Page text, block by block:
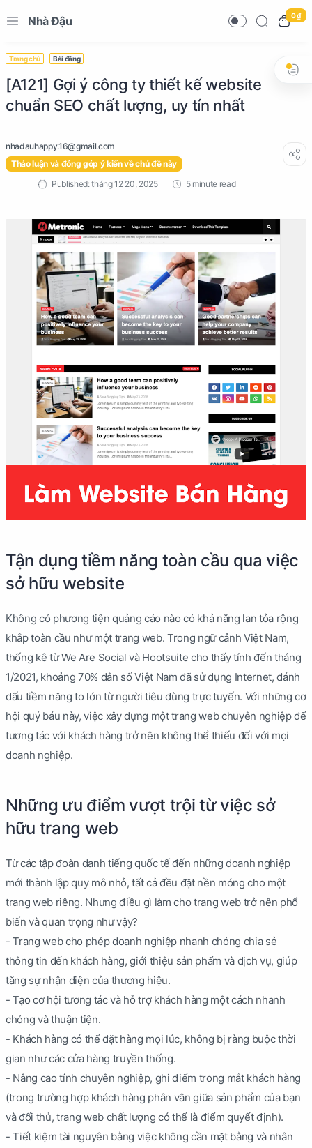
Nhà Đậu 0 ₫
Trang chủ Bài đăng
[A121] Gợi ý công ty thiết kế website
chuẩn SEO chất lượng, uy tín nhất
Thảo luận và đóng góp ý kiến về chủ đề này
5 minute read
Tận dụng tiềm năng toàn cầu qua việc
sở hữu website
Không có phương tiện quảng cáo nào có khả năng lan tỏa rộng
khắp toàn cầu như một trang web. Trong ngữ cảnh Việt Nam,
thống kê từ We Are Social và Hootsuite cho thấy tính đến tháng
1/2021, khoảng 70% dân số Việt Nam đã sử dụng Internet, đánh
dấu tiềm năng to lớn từ người tiêu dùng trực tuyến. Với những cơ
hội quý báu này, việc xây dựng một trang web chuyên nghiệp để
tương tác với khách hàng trở nên không thể thiếu đối với mọi
doanh nghiệp.
Những ưu điểm vượt trội từ việc sở
hữu trang web
Từ các tập đoàn danh tiếng quốc tế đến những doanh nghiệp
mới thành lập quy mô nhỏ, tất cả đều đặt nền móng cho một
trang web riêng. Nhưng điều gì làm cho trang web trở nên phổ
biến và quan trọng như vậy?
- Trang web cho phép doanh nghiệp nhanh chóng chia sẻ
thông tin đến khách hàng, giới thiệu sản phẩm và dịch vụ, giúp
tăng sự nhận diện của thương hiệu.
- Tạo cơ hội tương tác và hỗ trợ khách hàng một cách nhanh
chóng và thuận tiện.
- Khách hàng có thể đặt hàng mọi lúc, không bị ràng buộc thời
gian như các cửa hàng truyền thống.
- Nâng cao tính chuyên nghiệp, ghi điểm trong mắt khách hàng
(trong trường hợp khách hàng phân vân giữa sản phẩm của bạn
và đối thủ, trang web chất lượng có thể là điểm quyết định).
- Tiết kiệm tài nguyên bằng việc không cần mặt bằng và nhân